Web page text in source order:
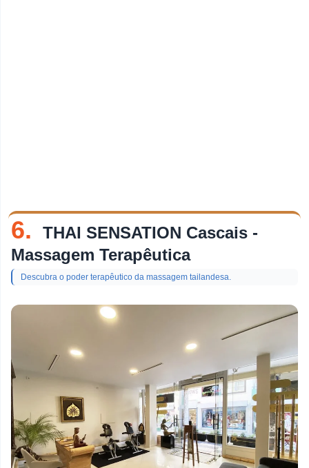
6.
THAI SENSATION Cascais -
Massagem Terapêutica
Descubra o poder terapêutico da massagem tailandesa.